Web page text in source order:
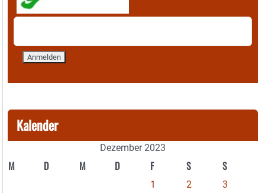
Kalender
Dezember 2023
M D M D F S S
1 2
3